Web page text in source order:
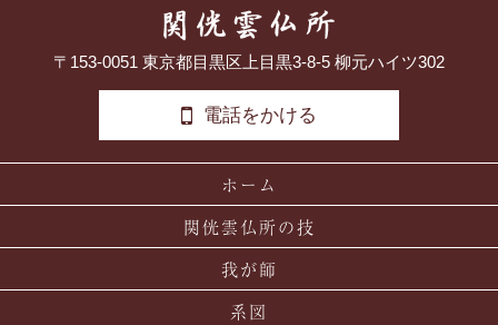
〒153-0051 東京都目黒区上目黒3-8-5 柳元ハイツ302
電話をかける
ホーム
関侊雲仏所の技
我が師
系図